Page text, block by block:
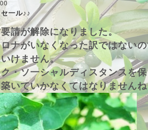
一ル♪♪
請が解除になりました。
ナがいなくなった訳ではない
けません。
・ソ一シャルディスタンスを
いていかなくてはなりません